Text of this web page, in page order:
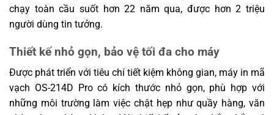
chạy toàn cầu suốt hơn 22 năm qua, được hơn 2 triệu
người dùng tin tưởng.
Thiết kế nhỏ gọn, bảo vệ tối đa cho máy
Được phát triển với tiêu chí tiết kiệm không gian, máy in mã
vạch OS-214D Pro có kích thước nhỏ gọn, phù hợp với
những môi trường làm việc chật hẹp như quầy hàng, văn